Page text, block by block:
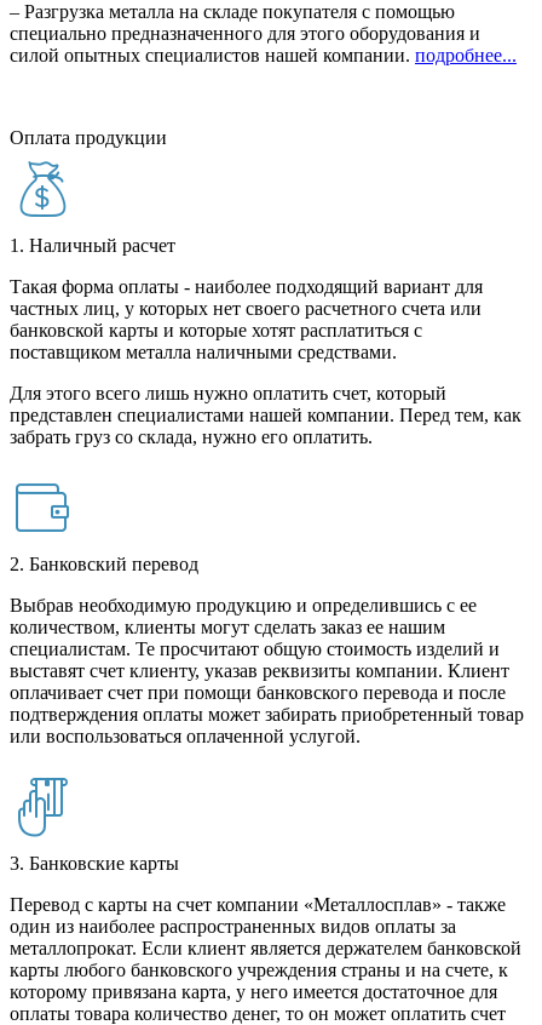
– Разгрузка металла на складе покупателя с помощью
специально предназначенного для этого оборудования и
силой опытных специалистов нашей компании. подробнее...
Оплата продукции
1. Наличный расчет
Такая форма оплаты - наиболее подходящий вариант для
частных лиц, у которых нет своего расчетного счета или
банковской карты и которые хотят расплатиться с
поставщиком металла наличными средствами.
Для этого всего лишь нужно оплатить счет, который
представлен специалистами нашей компании. Перед тем, как
забрать груз со склада, нужно его оплатить.
2. Банковский перевод
Выбрав необходимую продукцию и определившись с ее
количеством, клиенты могут сделать заказ ее нашим
специалистам. Те просчитают общую стоимость изделий и
выставят счет клиенту, указав реквизиты компании. Клиент
оплачивает счет при помощи банковского перевода и после
подтверждения оплаты может забирать приобретенный товар
или воспользоваться оплаченной услугой.
3. Банковские карты
Перевод с карты на счет компании «Металлосплав» - также
один из наиболее распространенных видов оплаты за
металлопрокат. Если клиент является держателем банковской
карты любого банковского учреждения страны и на счете, к
которому привязана карта, у него имеется достаточное для
оплаты товара количество денег, то он может оплатить счет